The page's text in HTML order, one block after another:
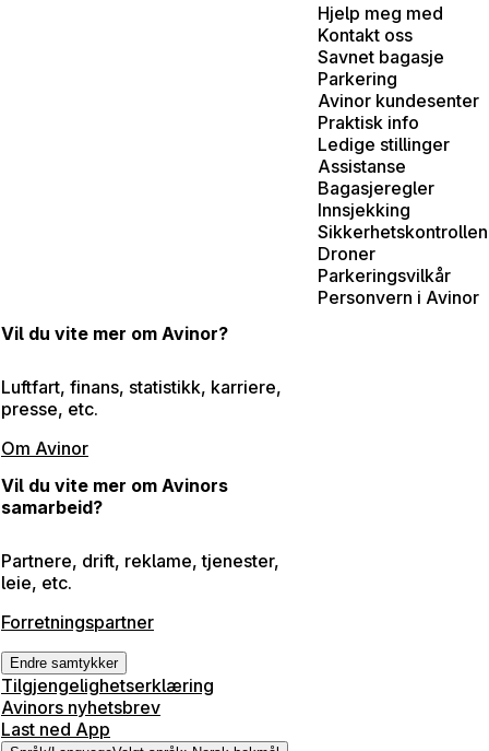
Hjelp meg med
Kontakt oss
Savnet bagasje
Parkering
Avinor kundesenter
Praktisk info
Ledige stillinger
Assistanse
Bagasjeregler
Innsjekking
Sikkerhetskontrollen
Droner
Parkeringsvilkår
Personvern i Avinor
Vil du vite mer om Avinor?
Luftfart, finans, statistikk, karriere,
presse, etc.
Om Avinor
Vil du vite mer om Avinors
samarbeid?
Partnere, drift, reklame, tjenester,
leie, etc.
Forretningspartner
Endre samtykker
Tilgjengelighetserklæring
Avinors nyhetsbrev
Last ned App